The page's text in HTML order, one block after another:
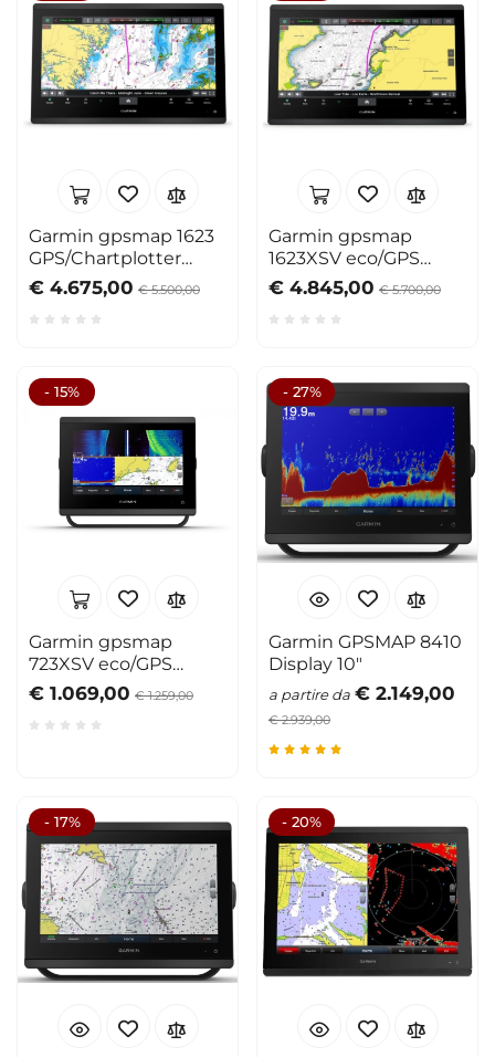
Garmin gpsmap 1623
GPS/Chartplotter
display multif. 16"
€ 4.675,00 € 5.500,00
Garmin gpsmap
1623XSV eco/GPS
display multif. 16"
€ 4.845,00 € 5.700,00
- 15%
Garmin gpsmap
723XSV eco/GPS
display multif. 7"
€ 1.069,00 € 1.259,00
- 27%
Garmin GPSMAP 8410
Display 10"
a partire da € 2.149,00
€ 2.939,00
- 17% - 20%